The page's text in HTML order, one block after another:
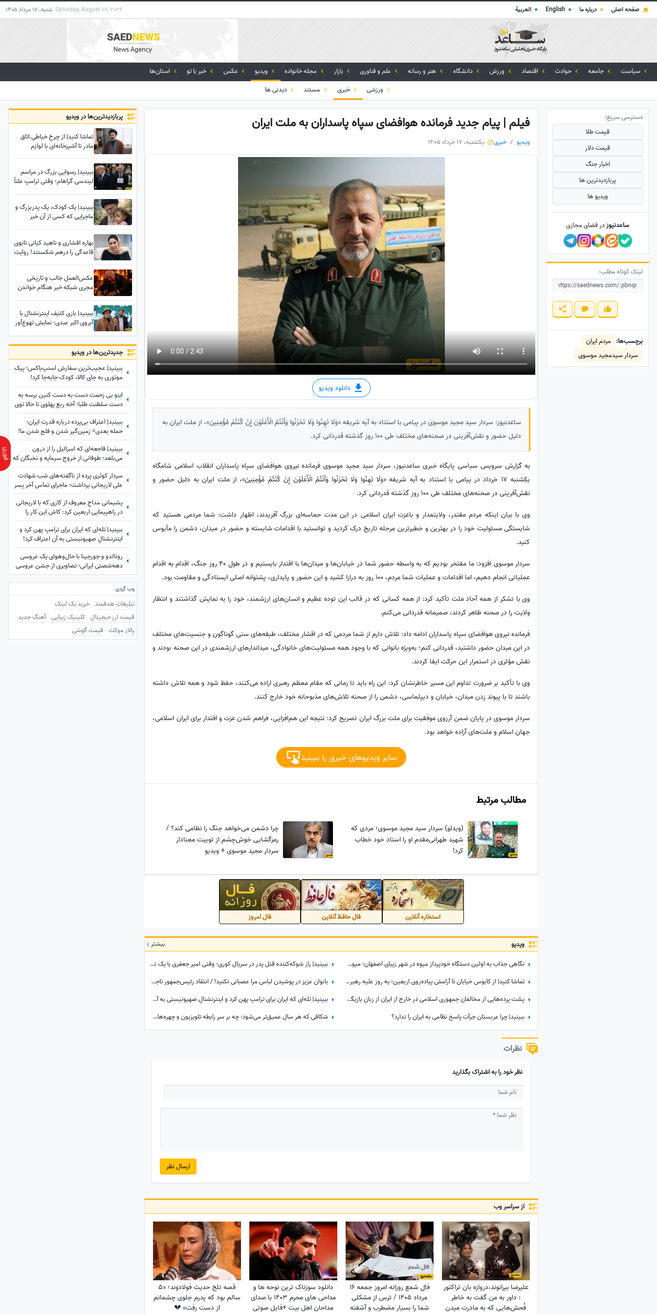
صفحه اصلی ● درباره ما ●
English
● العربية Saturday, August 08, 2026 شنبه، 17 مرداد 1405
سیاست جامعه حوادث اقتصاد ورزش دانشگاه هنر و رسانه علم و فناوری بازار مجله خانواده ویدیو عکس خبر با تو
استان‌ها
ورزشی
خبری مستند دیدنی ها
فیلم | پیام جدید فرمانده هوافضای سپاه پاسداران به ملت ایران
ویدیو خبری یکشنبه، 17 خرداد 1405
دانلود ویدیو
ساعدنیوز: سردار سید مجید موسوی در پیامی با استناد به آیه شریفه «وَلَا تَهِنُوا وَلَا تَحْزَنُوا وَأَنْتُمُ الْأَعْلَوْنَ إِنْ کُنْتُمْ مُؤْمِنِینَ»، از ملت ایران به
دلیل حضور و نقش‌آفرینی در صحنه‌های مختلف طی 100 روز گذشته قدردانی کرد.
به گزارش سرویس سیاسی پایگاه خبری ساعدنیوز، سردار سید مجید موسوی فرمانده نیروی هوافضای سپاه پاسداران انقلاب اسلامی شامگاه
یکشنبه 17 خرداد در پیامی با استناد به آیه شریفه «وَلَا تَهِنُوا وَلَا تَحْزَنُوا وَأَنْتُمُ الْأَعْلَوْنَ إِنْ کُنْتُمْ مُؤْمِنِینَ»، از ملت ایران به دلیل حضور و
نقش‌آفرینی در صحنه‌های مختلف طی 100 روز گذشته قدردانی کرد.
وی با بیان اینکه مردم مقتدر، ولایتمدار و باعزت ایران اسلامی در این مدت حماسه‌ای بزرگ آفریدند، اظهار داشت: شما مردمی هستید که
شایستگی مسئولیت خود را در بهترین و خطیرترین مرحله تاریخ درک کردید و توانستید با اقدامات شایسته و حضور در میدان، دشمن را مأیوس
کنید.
سردار موسوی افزود: ما مفتخر بودیم که به واسطه حضور شما در خیابان‌ها و میدان‌ها با اقتدار بایستیم و در طول 40 روز جنگ، اقدام به اقدام
عملیاتی انجام دهیم، اما اقدامات و عملیات شما مردم، 100 روز به درازا کشید و این حضور و پایداری، پشتوانه اصلی ایستادگی و مقاومت بود.
وی با تشکر از همه آحاد ملت تأکید کرد: از همه کسانی که در قالب این توده عظیم و انسان‌های ارزشمند، خود را به نمایش گذاشتند و انتظار
ولایت را در صحنه ظاهر کردند، صمیمانه قدردانی می‌کنم.
فرمانده نیروی هوافضای سپاه پاسداران ادامه داد: تلاش دارم از شما مردمی که در اقشار مختلف، طبقه‌های سنی گوناگون و جنسیت‌های مختلف
در این میدان حضور داشتید، قدردانی کنم؛ به‌ویژه بانوانی که با وجود همه مسئولیت‌های خانوادگی، میداندارهای ارزشمندی در این صحنه بودند و
نقش مؤثری در استمرار این حرکت ایفا کردند.
وی با تأکید بر ضرورت تداوم این مسیر خاطرنشان کرد: این راه باید تا زمانی که مقام معظم رهبری اراده می‌کنند، حفظ شود و همه تلاش داشته
باشند تا با پیوند زدن میدان، خیابان و دیپلماسی، دشمن را از صحنه تلاش‌های مذبوحانه خود خارج کنند.
سردار موسوی در پایان ضمن آرزوی موفقیت برای ملت بزرگ ایران تصریح کرد: نتیجه این هم‌افزایی، فراهم شدن عزت و اقتدار برای ایران اسلامی،
جهان اسلام و ملت‌های آزاده خواهد بود.
سایر ویدیوهای خبری را ببینید
مطالب مرتبط
(ویدئو) سردار سید مجید موسوی؛ مردی که
شهید طهرانی‌مقدم او را استاد خود خطاب
کرد!
چرا دشمن می‌خواهد جنگ را نظامی کند؟ /
رمزگشایی خوش‌چشم از توییت معنادار
سردار مجید موسوی +‌ ویدیو
استخاره آنلاین فال حافظ آنلاین فال امروز
ویدیو بیشتر
نگاهی جذاب به اولین دستگاه خودپرداز میوه در شهر زیبای اصفهان؛ میوه‌های بسته بندی شده و خوش‌رنگ فقط با یه کارت کشیدن به دستتون میرسه+ویدیو/ عجب تکنولوژی باحالی😍
ببینید| راز شوکه‌کننده قتل پدر در سریال کوری؛ وقتی امیر جعفری با یک نگاه قاتل را گیر انداخت!
تماشا کنید| از کابوس خیابان تا آرامش پیاده‌روی اربعین؛ یه روز علیه رهبر شهید شعار میدادم امروز شدم نایب الزیاره خود آقا...
بانوان عزیز در پوشیدن لباس مرا عصبانی نکنید! / انتقاد رئیس‌جمهور تاجیکستان از لباس زنان در این کشور: ناخن‌های رنگ‌شده و لباس‌های تا زیر زانو یا لخت چه معنایی دارد؟
پشت پرده‌هایی از مخالفان جمهوری اسلامی در خارج از ایران از زبان بازیگر مهاجرت کرده / حامیان جمهوری اسلامی جان خود را هم می‌دهند
ببینید| تله‌ای که ایران برای ترامپ پهن کرد و اینترنشنالِ صهیونیستی به آن اعتراف کرد!
ببینید| چرا عربستان جرأت پاسخ نظامی به ایران را ندارد؟
شکافی که هر سال عمیق‌تر می‌شود؛ چه بر سر رابطه تلویزیون و چهره‌های محبوب آمد؟
نظرات
نظر خود را به اشتراک بگذارید
ارسال نظر
از سراسر وب
علیرضا بیرانوند،دروازه بان تراکتور
: داور به من گفت به خاطر
فُحش‌هایی که به مادرت میدن
فال شمع روزانه امروز جمعه 16
مرداد 1405 / ترس از مشکلی
شما را بسیار مضطرب و آشفته
دانلود سوزناک ترین نوحه ها و
مداحی های محرم 1403 با صدای
مداحان اهل بیت +فایل صوتی
قصه تلخ حدیث فولادوند؛ «5
سالم بود که پدرم جلوی چشمانم
از دست رفت» 💔
پربازدید‌ترین‌ها در ویدیو
تماشا کنید| از چرخ خیاطیِ اتاق
مادر تا آشپزخانه‌ای با لوازم
نزدیک ببینید
ببینید| رسوایی بزرگ در مراسم
لیندسی گراهام؛ وقتی ترامپ علناً
ببینید| یک کودک، یک پدربزرگ و
ماجرایی که کسی از آن خبر
شهید انقلاب در حرم امام رضا (ع)
بهاره افشاری و ناهید کیانی تابوی
قاعدگی را درهم شکستند! روایت
عکس‌العمل جالب و تاریخی
مجری شبکه خبر هنگام خواندن
برنخوره از مرگ عموش
خوشحالیم!✌
ببینید| بازی کثیف اینترنشنال با
آبروی اکبر عبدی؛ نمایش تهوع‌آور
هنرمندی که در دل مردم ایران
جاودانه است
جدید‌ترین‌ها در ویدیو
ببینید| عجیب‌ترین سفارش اسنپ‌باکس؛ پیک
موتوری به جای کالا، کودک جابه‌جا کرد!
اینو بی زحمت دست به دست کنین برسه به
دست سلطنت طلبا؛ آخه ربع پهلوی تا حالا توی
دعوای محله‌ای هم شرکت نکرده که آرزوی این
چنینی براش دارید!+ویدیو
ببینید| اعتراف بی‌پرده درباره قدرت ایران؛
حمله بعدی= زمین‌گیر شدن و فلج شدن ما!
ببینید| فاجعه‌ای که اسرائیل را از درون
می‌بلعد؛ طوفانی از خروج سرمایه و نخبگان که
نتانیاهو را به خاک سیاه نشاند!
سردار کوثری پرده از ناگفته‌های شب شهادت
علی لاریجانی برداشت؛ ماجرای تماس آخر پسر
شهید لاریجانی چه بود؟
پشیمانی مداح معروف از کاری که با لاریجانی
در راهپیمایی اربعین کرد: کاش این کار را
نمی‌کردم
ببینید| تله‌ای که ایران برای ترامپ پهن کرد و
اینترنشنالِ صهیونیستی به آن اعتراف کرد!
رونالدو و جورجینا با حال‌وهوای یک عروسی
دهه‌شصتی ایرانی؛ تصاویری از جشن عروسی
ستاره فوتبال با حضور هالند، امباپه و مسی
که همه را غافلگیر کرد!وب گردی
تبلیغات هدفمند خرید بک لینک
قیمت ارز دیجیتال کلینیک زیبایی آهنگ جدید
پالاز موکت قیمت گوشی
دسترسی سریع:
قیمت طلا
قیمت دلار
اخبار جنگ
پربازدید‌ترین ها
ویدیو ها
ساعدنیوزدر فضای مجازی
لینک کوتاه مطلب:
برچسب‌ها: مردم ایران
سردار سیدمجید موسوی